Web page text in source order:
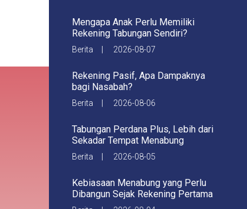
Mengapa Anak Perlu Memiliki
Rekening Tabungan Sendiri?
Berita | 2026-08-07
Rekening Pasif, Apa Dampaknya
bagi Nasabah?
Berita | 2026-08-06
Tabungan Perdana Plus, Lebih dari
Sekadar Tempat Menabung
Berita | 2026-08-05
Kebiasaan Menabung yang Perlu
Dibangun Sejak Rekening Pertama